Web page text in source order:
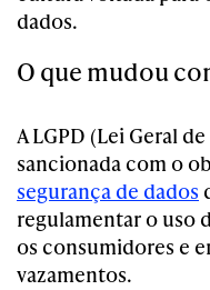
dados.
O que mudou
A LGPD (Lei Geral
sancionada com o
segurança de dados
regulamentar o uso
os consumidores e
vazamentos.